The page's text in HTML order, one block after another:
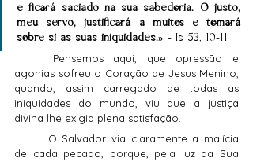
e ficará saciado na sua sabedoria. O justo,
meu servo, justificará a muitos e tomará
sobre si as suas iniquidades.» - Is 53, 10-11
agonias sofreu o Coração de Jesus Menino,
quando, assim carregado de todas as
iniquidades do mundo, viu que a justiça
divina lhe exigia plena satisfação.
de cada pecado, porque, pela luz da Sua